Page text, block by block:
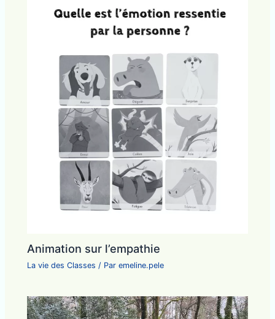
Animation sur l’empathie
La vie des Classes / Paremeline.pele